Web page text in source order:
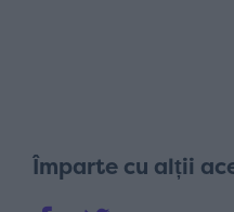
Împarte cu alții